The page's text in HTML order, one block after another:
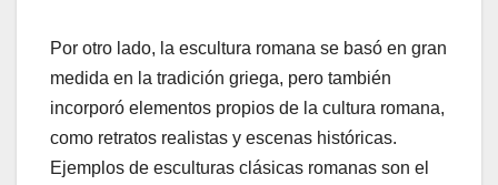
Por otro lado, la escultura romana se basó en gran
medida en la tradición griega, pero también
incorporó elementos propios de la cultura romana,
como retratos realistas y escenas históricas.
Ejemplos de esculturas clásicas romanas son el